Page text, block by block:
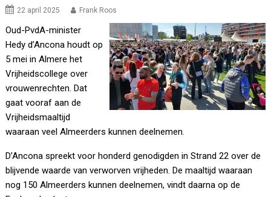
22 april 2025 Frank Roos
Oud-PvdA-minister
Hedy d’Ancona houdt op
5 mei in Almere het
Vrijheidscollege over
vrouwenrechten. Dat
gaat vooraf aan de
Vrijheidsmaaltijd
waaraan veel Almeerders kunnen deelnemen.
D’Ancona spreekt voor honderd genodigden in Strand 22 over de
blijvende waarde van verworven vrijheden. De maaltijd waaraan
nog 150 Almeerders kunnen deelnemen, vindt daarna op de